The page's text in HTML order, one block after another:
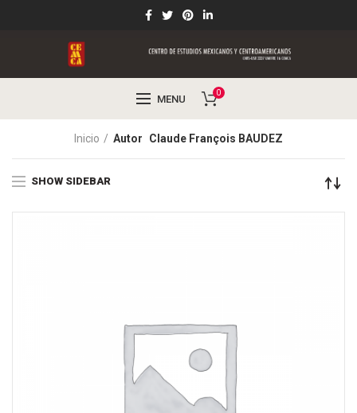
MENU 0
Inicio Autor Claude François BAUDEZ
SHOW SIDEBAR